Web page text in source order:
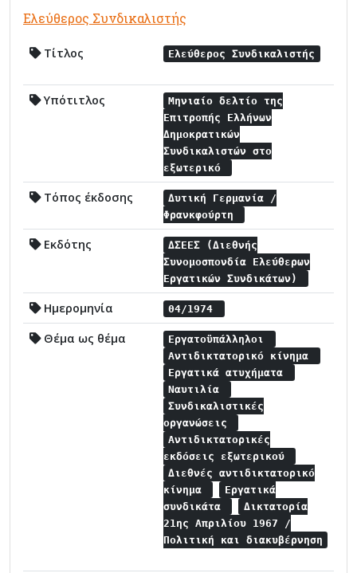
Ελεύθερος Συνδικαλιστής
Τίτλος Ελεύθερος Συνδικαλιστής
Υπότιτλος
Μηνιαίο δελτίο της
Επιτροπής Ελλήνων
Δημοκρατικών
Συνδικαλιστών στο
εξωτερικό
Τόπος έκδοσης
Δυτική Γερμανία /
Φρανκφούρτη
Εκδότης
ΔΣΕΕΣ (Διεθνής
Συνομοσπονδία Ελεύθερων
Εργατικών Συνδικάτων)
Ημερομηνία 04/1974
Θέμα ως θέμα
Εργατοϋπάλληλοι
Αντιδικτατορικό κίνημα
Εργατικά ατυχήματα
Ναυτιλία
Συνδικαλιστικές
οργανώσεις
Αντιδικτατορικές
εκδόσεις εξωτερικού
Διεθνές αντιδικτατορικό
κίνημα
Εργατικά
συνδικάτα
Δικτατορία
21ης Απριλίου 1967 /
Πολιτική και διακυβέρνηση